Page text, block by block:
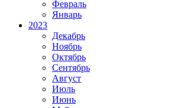
Февраль
Январь
2023
Декабрь
Ноябрь
Октябрь
Сентябрь
Август
Июль
Июнь